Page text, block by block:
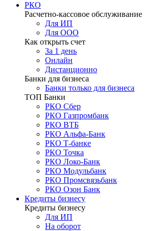
РКО
Расчетно-кассовое обслуживание
Для ИП
Для ООО
Как открыть счет
За 1 день
Онлайн
Дистанционно
Банки для бизнеса
Банки только для бизнеса
ТОП Банки
РКО Сбер
РКО Газпромбанк
РКО ВТБ
РКО Альфа-Банк
РКО Т-банке
РКО Точка
РКО Локо-Банк
РКО Модульбанк
РКО Промсвязьбанк
РКО Озон Банк
Кредиты бизнесу
Кредиты бизнесу
Для ИП
На оборот